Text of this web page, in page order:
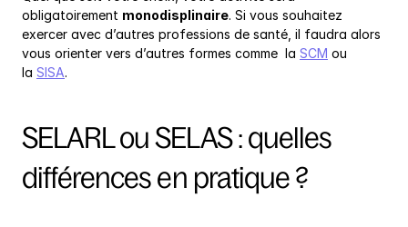
obligatoirement monodisplinaire. Si vous souhaitez
exercer avec d’autres professions de santé, il faudra alors
vous orienter vers d’autres formes comme  la SCM ou
la SISA.
SELARL ou SELAS : quelles
différences en pratique ?